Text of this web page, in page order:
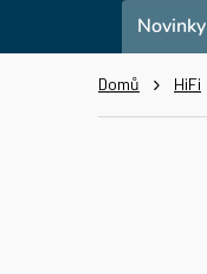
Novinky
Domů HiFi